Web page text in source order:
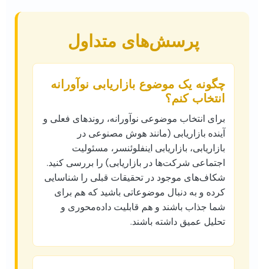
پرسش‌های متداول
چگونه یک موضوع بازاریابی نوآورانه
انتخاب کنم؟
برای انتخاب موضوعی نوآورانه، روندهای فعلی و
آینده بازاریابی (مانند هوش مصنوعی در
بازاریابی، بازاریابی اینفلوئنسر، مسئولیت
اجتماعی شرکت‌ها در بازاریابی) را بررسی کنید.
شکاف‌های موجود در تحقیقات قبلی را شناسایی
کرده و به دنبال موضوعاتی باشید که هم برای
شما جذاب باشند و هم قابلیت داده‌محوری و
تحلیل عمیق داشته باشند.